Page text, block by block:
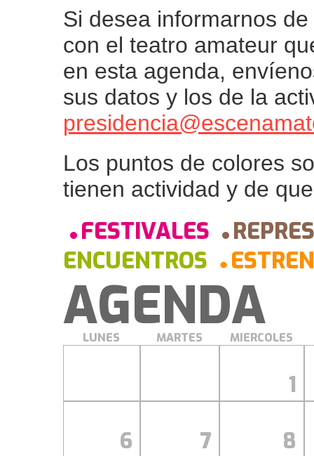
Si desea informarnos
con el teatro amateur
en esta agenda,
sus datos y los de la
Los puntos de colores
tienen actividad y de
FESTIVALES
ENCUENTROS
AGENDA
LUNES MARTES MIERCOLES
1
6
7
8